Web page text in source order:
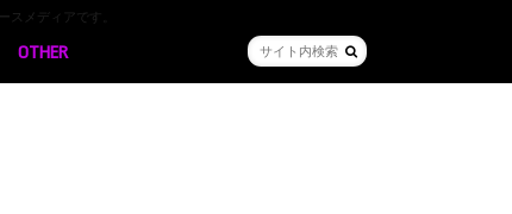
メディアです。
OTHER